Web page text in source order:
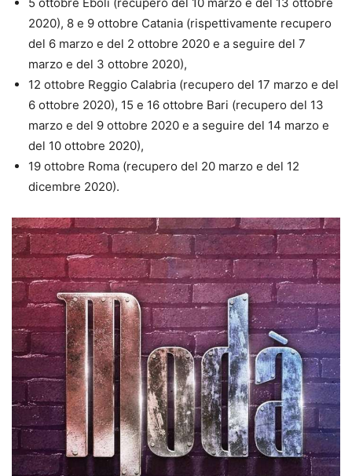
2020), 8 e 9 ottobre Catania (rispettivamente recupero
del 6 marzo e del 2 ottobre 2020 e a seguire del 7
marzo e del 3 ottobre 2020),
12 ottobre Reggio Calabria (recupero del 17 marzo e del
6 ottobre 2020), 15 e 16 ottobre Bari (recupero del 13
marzo e del 9 ottobre 2020 e a seguire del 14 marzo e
del 10 ottobre 2020),
19 ottobre Roma (recupero del 20 marzo e del 12
dicembre 2020).